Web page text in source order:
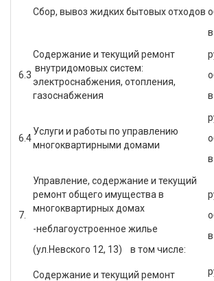
Сбор, вывоз жидких бытовых отходов
6.3
Содержание и текущий ремонт
внутридомовых систем:
электроснабжения, отопления,
газоснабжения
6.4
Услуги и работы по управлению
многоквартирными домами
7.
Управление, содержание и текущий
ремонт общего имущества в
многоквартирных домах
-неблагоустроенное жилье
(ул.Невского 12, 13) в том числе:
Содержание и текущий ремонт